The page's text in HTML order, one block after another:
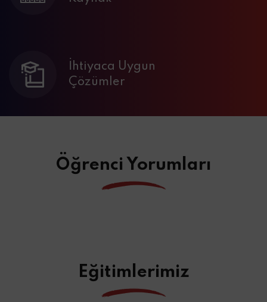
İhtiyaca Uygun
Çözümler
Öğrenci Yorumları
Eğitimlerimiz